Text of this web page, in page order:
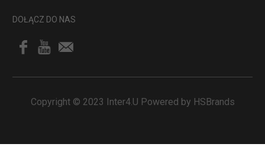
DOŁĄCZ DO NAS
Copyright © 2023 Inter4.U Powered by HSBrands